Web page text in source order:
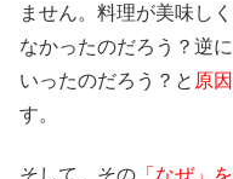
ません。料理が美味し
なかったのだろう？逆
いったのだろう？と 原
す。